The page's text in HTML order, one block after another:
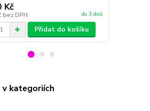
Kč
bez DPH do 3 dnů
Přidat do košíku
v kategoriích